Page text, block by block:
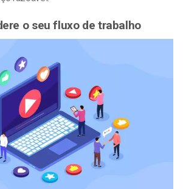
o seu fluxo de trabalho